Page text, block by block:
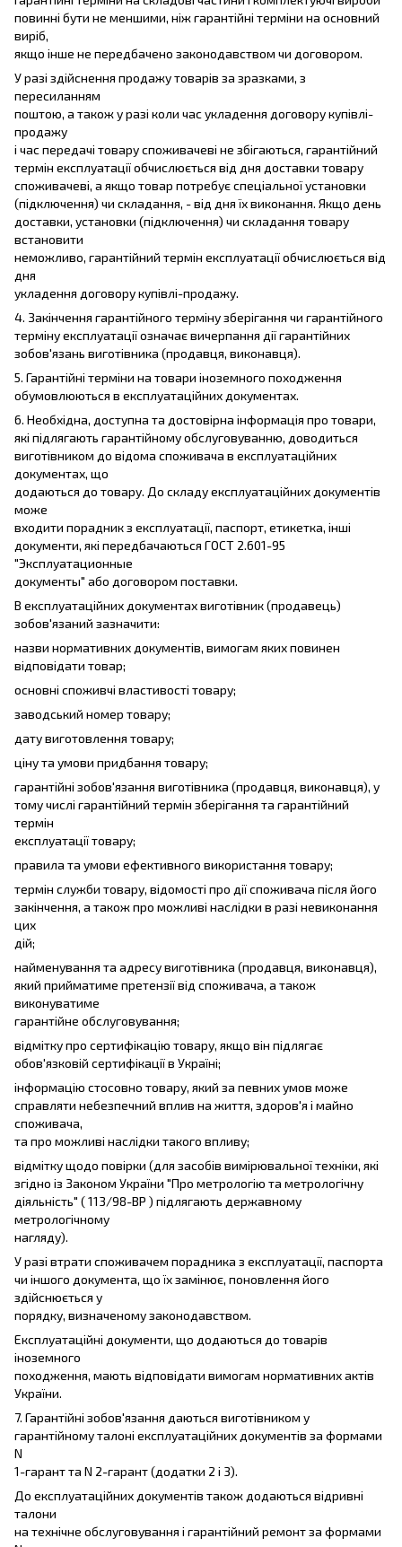
повинні бути не меншими, ніж гарантійні терміни на основний
виріб,
якщо інше не передбачено законодавством чи договором.
У разі здійснення продажу товарів за зразками, з
пересиланням
поштою, а також у разі коли час укладення договору купівлі-
продажу
і час передачі товару споживачеві не збігаються, гарантійний
термін експлуатації обчислюється від дня доставки товару
споживачеві, а якщо товар потребує спеціальної установки
(підключення) чи складання, - від дня їх виконання. Якщо день
доставки, установки (підключення) чи складання товару
встановити
неможливо, гарантійний термін експлуатації обчислюється від
дня
укладення договору купівлі-продажу.
4. Закінчення гарантійного терміну зберігання чи гарантійного
терміну експлуатації означає вичерпання дії гарантійних
зобов'язань виготівника (продавця, виконавця).
5. Гарантійні терміни на товари іноземного походження
обумовлюються в експлуатаційних документах.
6. Необхідна, доступна та достовірна інформація про товари,
які підлягають гарантійному обслуговуванню, доводиться
виготівником до відома споживача в експлуатаційних
документах, що
додаються до товару. До складу експлуатаційних документів
може
входити порадник з експлуатації, паспорт, етикетка, інші
документи, які передбачаються ГОСТ 2.601-95
"Эксплуатационные
документы" або договором поставки.
В експлуатаційних документах виготівник (продавець)
зобов'язаний зазначити:
назви нормативних документів, вимогам яких повинен
відповідати товар;
основні споживчі властивості товару;
заводський номер товару;
дату виготовлення товару;
ціну та умови придбання товару;
гарантійні зобов'язання виготівника (продавця, виконавця), у
тому числі гарантійний термін зберігання та гарантійний
термін
експлуатації товару;
правила та умови ефективного використання товару;
термін служби товару, відомості про дії споживача після його
закінчення, а також про можливі наслідки в разі невиконання
цих
дій;
найменування та адресу виготівника (продавця, виконавця),
який прийматиме претензії від споживача, а також
виконуватиме
гарантійне обслуговування;
відмітку про сертифікацію товару, якщо він підлягає
обов'язковій сертифікації в Україні;
інформацію стосовно товару, який за певних умов може
справляти небезпечний вплив на життя, здоров'я і майно
споживача,
та про можливі наслідки такого впливу;
відмітку щодо повірки (для засобів вимірювальної техніки, які
згідно із Законом України "Про метрологію та метрологічну
діяльність" ( 113/98-ВР ) підлягають державному
метрологічному
нагляду).
У разі втрати споживачем порадника з експлуатації, паспорта
чи іншого документа, що їх замінює, поновлення його
здійснюється у
порядку, визначеному законодавством.
Експлуатаційні документи, що додаються до товарів
іноземного
походження, мають відповідати вимогам нормативних актів
України.
7. Гарантійні зобов'язання даються виготівником у
гарантійному талоні експлуатаційних документів за формами
N
1-гарант та N 2-гарант (додатки 2 і 3).
До експлуатаційних документів також додаються відривні
талони
на технічне обслуговування і гарантійний ремонт за формами